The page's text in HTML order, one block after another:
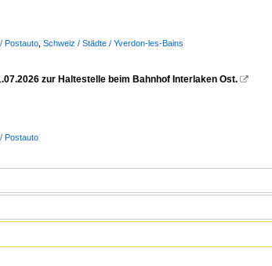
Postauto Schweiz / Städte / Yverdon-les-Bains
zur Haltestelle beim Bahnhof Interlaken Ost. 
Postauto